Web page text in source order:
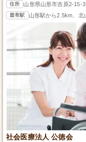
住所 山形県山形市吉原2-15-3
最寄駅 山形駅から2.5km、
社会医療法人 公徳会